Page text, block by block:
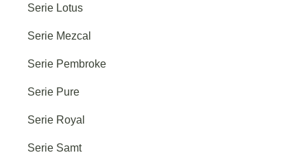
Serie Lotus
Serie Mezcal
Serie Pembroke
Serie Pure
Serie Royal
Serie Samt